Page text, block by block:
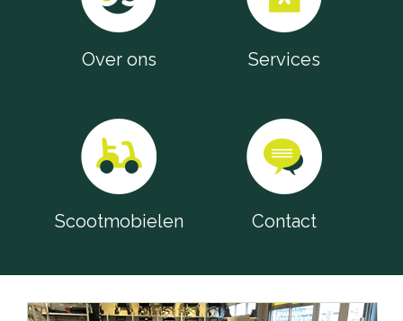
Over ons Services
Scootmobielen Contact